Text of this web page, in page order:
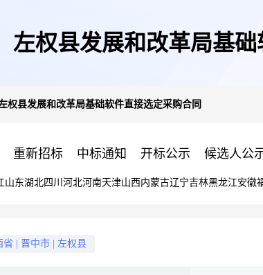
左权县发展和改革局基
权县发展和改革局基础软件直接选定采购合同
重新招标 中标通知 开标公示 候选人公
山东湖北四川 河北河南天津山西内蒙古辽宁吉林黑龙江安徽
省 晋中市 左权县